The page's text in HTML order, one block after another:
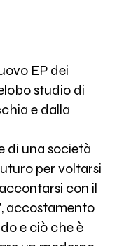
EP dei
studio di
e dalla
di una società
per voltarsi
con il
accostamento
e ciò che è